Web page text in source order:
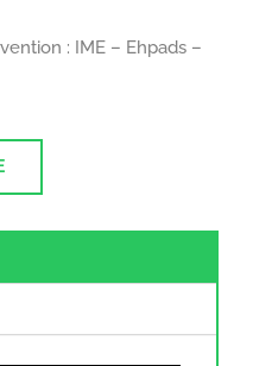
: IME – Ehpads –